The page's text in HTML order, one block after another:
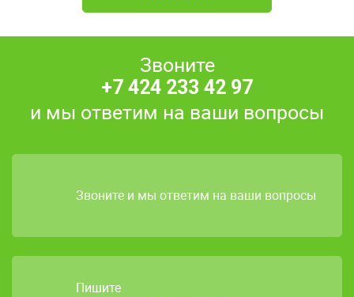
Звоните
+7 424 233 42 97
и мы ответим на ваши вопросы
Звоните и мы ответим на ваши вопросы
Пишите